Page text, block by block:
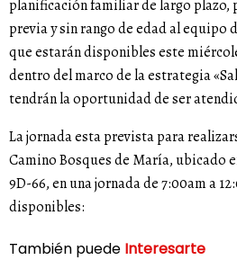
planificación familiar de largo plazo,
previa y sin rango de edad al equipo
que estarán disponibles este
dentro del marco de la estrategia
tendrán la oportunidad de ser
La jornada esta prevista para
Camino Bosques de María, ubicado
9D-66, en una jornada de 7:00am a
disponibles:
También puede Interesarte